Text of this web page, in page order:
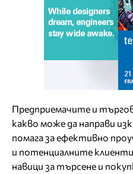
Предприемачите и
какво може да направи
помага за ефективно
и потенциалните
навици за търсене и